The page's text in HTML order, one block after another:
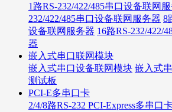
1路RS-232/422/485串口设备联网
232/422/485串口设备联网服务器 8
设备联网服务器 16路RS-232/422/
器
嵌入式串口联网模块
嵌入式串口设备联网模块 嵌入式
测试板
PCI-E多串口卡
2/4/8路RS-232 PCI-Express多串口